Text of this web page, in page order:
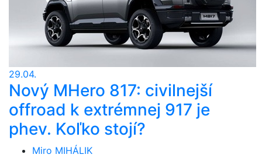
29.04.
Nový MHero 817: civilnejší
offroad k extrémnej 917 je
phev. Koľko stojí?
Miro MIHÁLIK